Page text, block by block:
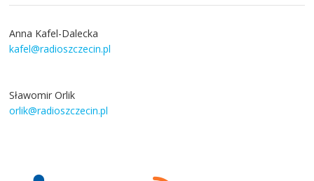
Anna Kafel-Dalecka
kafel@radioszczecin.pl
Sławomir Orlik
orlik@radioszczecin.pl